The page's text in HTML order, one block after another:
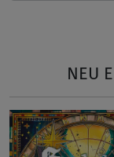
NEU